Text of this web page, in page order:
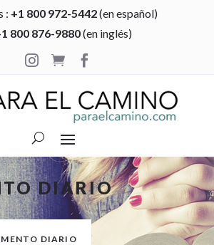
: +1 800 972-5442(en español)
800 876-9880(en inglés)

 
DIARIO
DIARIO